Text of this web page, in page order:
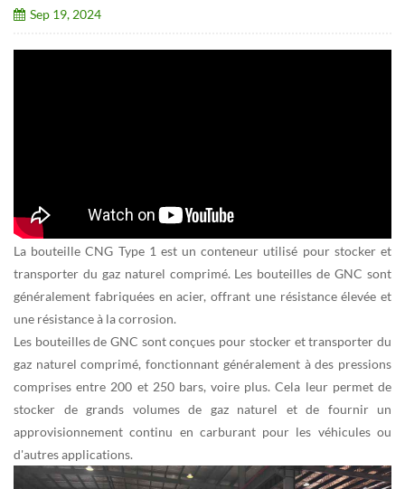
Sep 19, 2024
La bouteille CNG Type 1 est un conteneur utilisé pour stocker et
transporter du gaz naturel comprimé. Les bouteilles de GNC sont
généralement fabriquées en acier, offrant une résistance élevée et
une résistance à la corrosion.
Les bouteilles de GNC sont conçues pour stocker et transporter du
gaz naturel comprimé, fonctionnant généralement à des pressions
comprises entre 200 et 250 bars, voire plus. Cela leur permet de
stocker de grands volumes de gaz naturel et de fournir un
approvisionnement continu en carburant pour les véhicules ou
d'autres applications.